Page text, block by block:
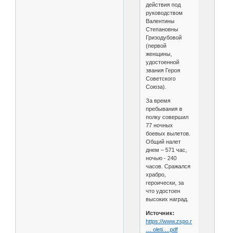
действия под
руководством
Валентины
Степановны
Гризодубовой
(первой
женщины,
удостоенной
звания Героя
Советского
Союза).
За время
пребывания в
полку совершил
77 ночных
боевых вылетов.
Общий налет
днем – 571 час,
ночью - 240
часов. Сражался
храбро,
героически, за
что удостоен
высоких наград.
Источник:
https://www.zspo.ru/upload/
… oleti….pdf